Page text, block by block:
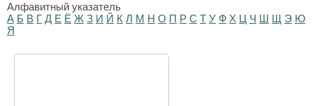
Алфавитный указатель
А Б В Г Д Е Ё Ж З И Й К Л М Н О П Р С Т У Ф Х Ц Ч Ш Щ Э Ю
Я